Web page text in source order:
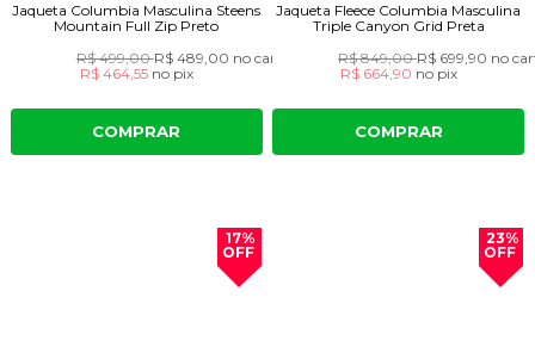
Jaqueta Columbia Masculina Steens
Mountain Full Zip Preto
R$ 499,00R$ 489,00 no cartão
R$ 464,55 no pix
COMPRAR
Jaqueta Fleece Columbia Masculina
Triple Canyon Grid Preta
R$ 849,00R$ 699,90 no
R$ 664,90 no pix
COMPRAR
17%
OFF
23%
OFF